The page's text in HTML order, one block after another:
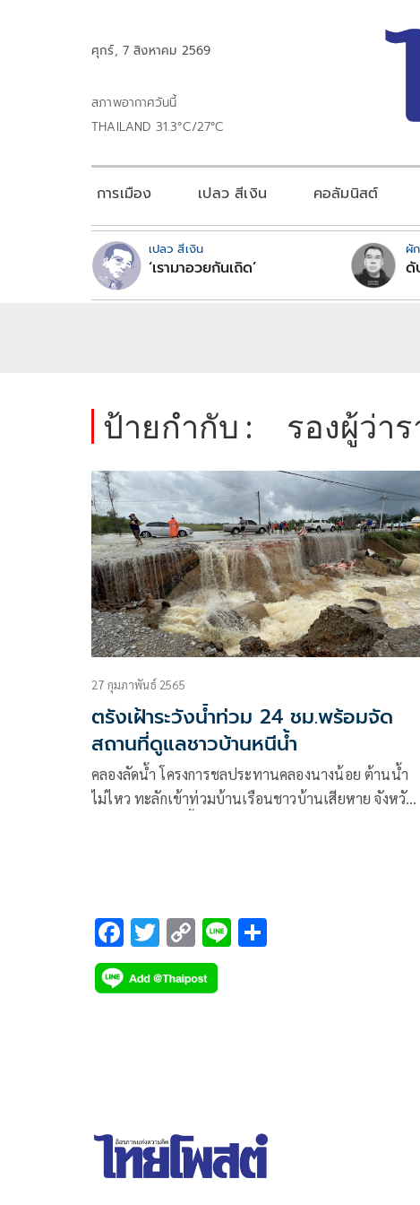
ศุกร์, 7 สิงหาคม 2569
สภาพอากาศวันนี้
THAILAND 31.3°C/27°C
การเมือง เปลว สีเงิน คอลัมนิสต์
เปลว สีเงิน
‘เรามาอวยกันเถิด’
ผั
ดั
ป้ายกำกับ : รองผู้ว่า
27 กุมภาพันธ์ 2565
ตรังเฝ้าระวังน้ำท่วม 24 ชม.พร้อมจัด
สถานที่ดูแลชาวบ้านหนีน้ำ
คลองลัดน้ำ โครงการชลประทานคลองนางน้อย ต้านน้ำ
ไม่ไหว ทะลักเข้าท่วมบ้านเรือนชาวบ้านเสียหาย จังหวัด
F
ac
e
T
wi
tt
C
o
p
Li